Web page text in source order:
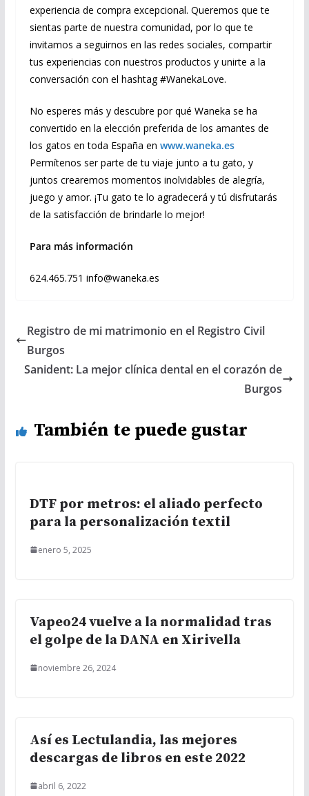
experiencia de compra excepcional. Queremos que te
sientas parte de nuestra comunidad, por lo que te
invitamos a seguirnos en las redes sociales, compartir
tus experiencias con nuestros productos y unirte a la
conversación con el hashtag #WanekaLove.
No esperes más y descubre por qué Waneka se ha
convertido en la elección preferida de los amantes de
los gatos en toda España en www.waneka.es
Permítenos ser parte de tu viaje junto a tu gato, y
juntos crearemos momentos inolvidables de alegría,
juego y amor. ¡Tu gato te lo agradecerá y tú disfrutarás
de la satisfacción de brindarle lo mejor!
Para más información
624.465.751 info@waneka.es
Registro de mi matrimonio en el Registro Civil
Burgos
Sanident: La mejor clínica dental en el corazón de
Burgos
También te puede gustar
DTF por metros: el aliado perfecto
para la personalización textil
enero 5, 2025
Vapeo24 vuelve a la normalidad tras
el golpe de la DANA en Xirivella
noviembre 26, 2024
Así es Lectulandia, las mejores
descargas de libros en este 2022
abril 6, 2022